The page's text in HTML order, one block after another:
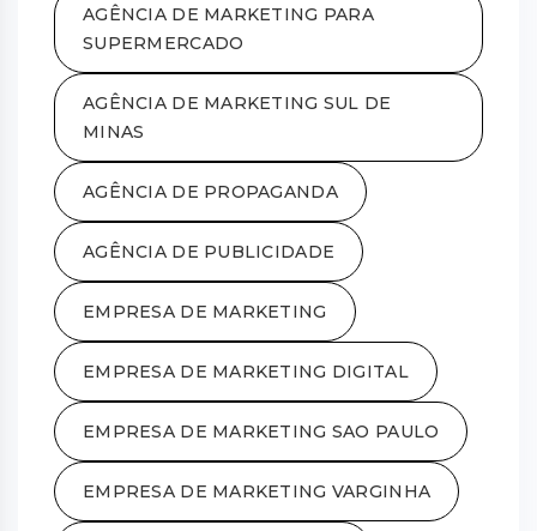
AGÊNCIA DE MARKETING PARA
SUPERMERCADO
AGÊNCIA DE MARKETING SUL DE
MINAS
AGÊNCIA DE PROPAGANDA
AGÊNCIA DE PUBLICIDADE
EMPRESA DE MARKETING
EMPRESA DE MARKETING DIGITAL
EMPRESA DE MARKETING SAO PAULO
EMPRESA DE MARKETING VARGINHA